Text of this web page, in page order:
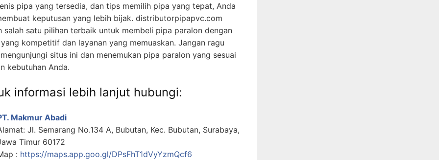
pipa yang tersedia, dan tips memilih pipa yang tepat, Anda
keputusan yang lebih bijak. distributorpipapvc.com
salah satu pilihan terbaik untuk membeli pipa paralon dengan
kompetitif dan layanan yang memuaskan. Jangan ragu
situs ini dan menemukan pipa paralon yang sesuai
kebutuhan Anda.
informasi lebih lanjut hubungi:
Makmur Abadi
Jl. Semarang No.134 A, Bubutan, Kec. Bubutan, Surabaya,
Timur 60172
: https://maps.app.goo.gl/DPsFhT1dVyYzmQcf6